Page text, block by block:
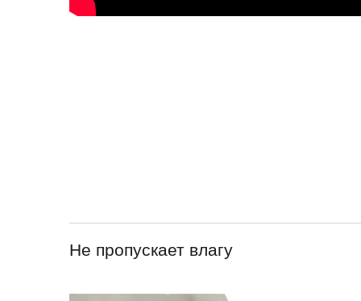
Не пропускает влагу